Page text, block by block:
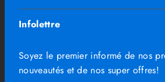
Infolettre
Soyez le premier informé de nos
nouveautés et de nos super offres!